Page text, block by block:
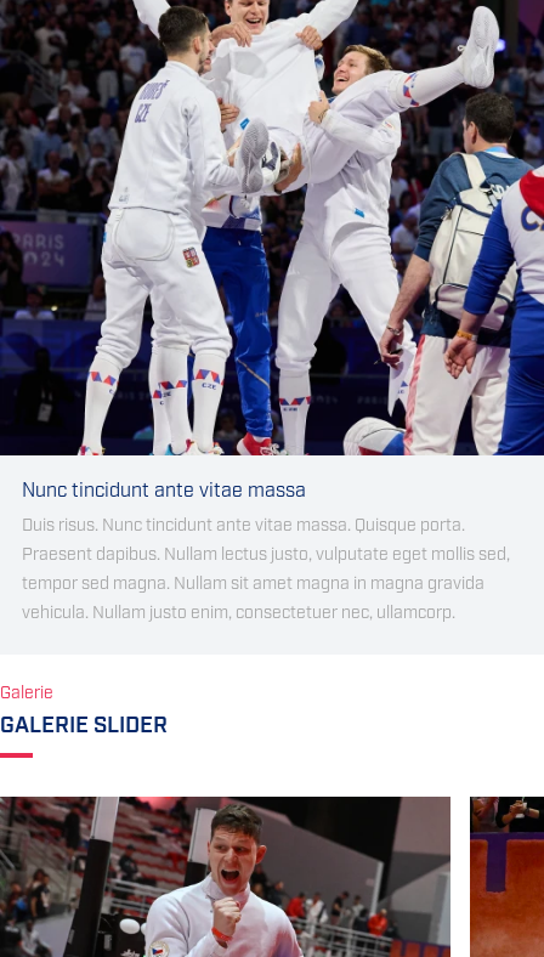
Nunc tincidunt ante vitae massa
Duis risus. Nunc tincidunt ante vitae massa. Quisque porta.
Praesent dapibus. Nullam lectus justo, vulputate eget mollis sed,
tempor sed magna. Nullam sit amet magna in magna gravida
vehicula. Nullam justo enim, consectetuer nec, ullamcorp.
Galerie
GALERIE SLIDER